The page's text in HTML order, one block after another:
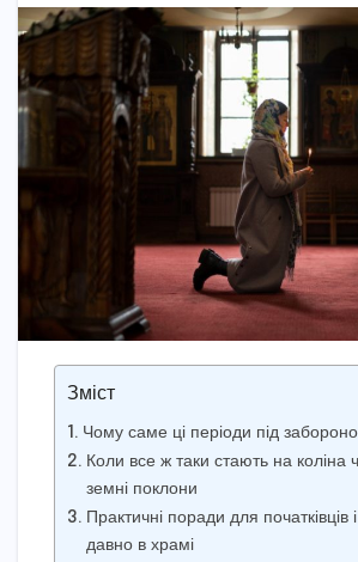
Зміст
Чому саме ці періоди під
Коли все ж таки стають на коліна
земні поклони
Практичні поради для початківців
давно в храмі